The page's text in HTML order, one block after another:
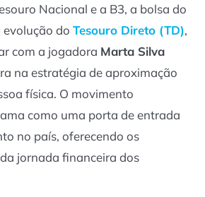
Nacional e a B3, a bolsa do
evolução do Tesouro Direto (TD),
com a jogadora Marta Silva
na estratégia de aproximação
física. O movimento
como uma porta de entrada
no país, oferecendo os
jornada financeira dos